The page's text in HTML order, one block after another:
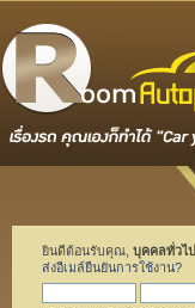
ยินดีต้อนรับคุณ, บุคคลทั่วไป
ส่งอีเมล์ยืนยันการใช้งาน?